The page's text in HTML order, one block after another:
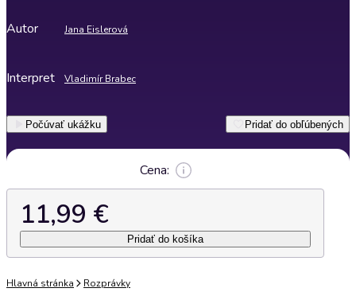
Autor Jana Eislerová
Interpret Vladimír Brabec
Počúvať ukážku Pridať do obľúbených
Cena:
11,99 €
Pridať do košíka
Hlavná stránka Rozprávky